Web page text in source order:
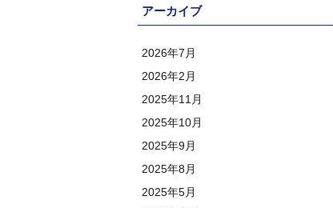
アーカイブ
2026年7月
2026年2月
2025年11月
2025年10月
2025年9月
2025年8月
2025年5月